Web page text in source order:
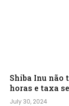
Shiba Inu não
horas e taxa
July 30, 2024